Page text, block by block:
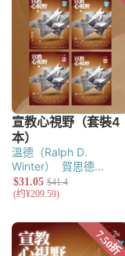
溫德（Ralph D.
Winter）
賀思德
（Steven C.
Hawthorne）